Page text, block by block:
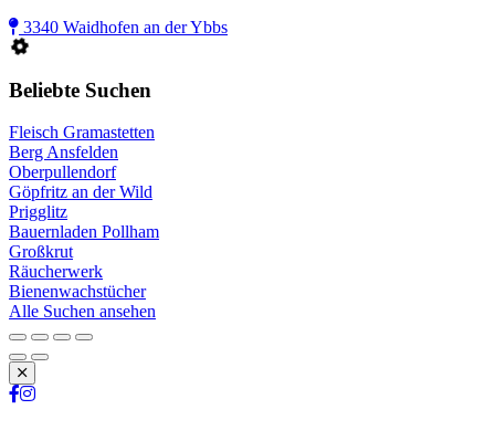
3340 Waidhofen an der Ybbs
Beliebte Suchen
Fleisch Gramastetten
Berg Ansfelden
Oberpullendorf
Göpfritz an der Wild
Prigglitz
Bauernladen Pollham
Großkrut
Räucherwerk
Bienenwachstücher
Alle Suchen ansehen
Schließen